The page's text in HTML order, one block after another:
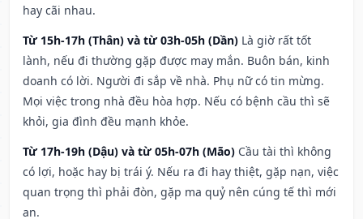
hay cãi nhau.
Từ 15h-17h (Thân) và từ 03h-05h (Dần) Là giờ rất tốt
lành, nếu đi thường gặp được may mắn. Buôn bán, kinh
doanh có lời. Người đi sắp về nhà. Phụ nữ có tin mừng.
Mọi việc trong nhà đều hòa hợp. Nếu có bệnh cầu thì sẽ
khỏi, gia đình đều mạnh khỏe.
Từ 17h-19h (Dậu) và từ 05h-07h (Mão) Cầu tài thì không
có lợi, hoặc hay bị trái ý. Nếu ra đi hay thiệt, gặp nạn, việc
quan trọng thì phải đòn, gặp ma quỷ nên cúng tế thì mới
an.